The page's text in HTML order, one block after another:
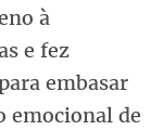
à
e fez
embasar
emocional de